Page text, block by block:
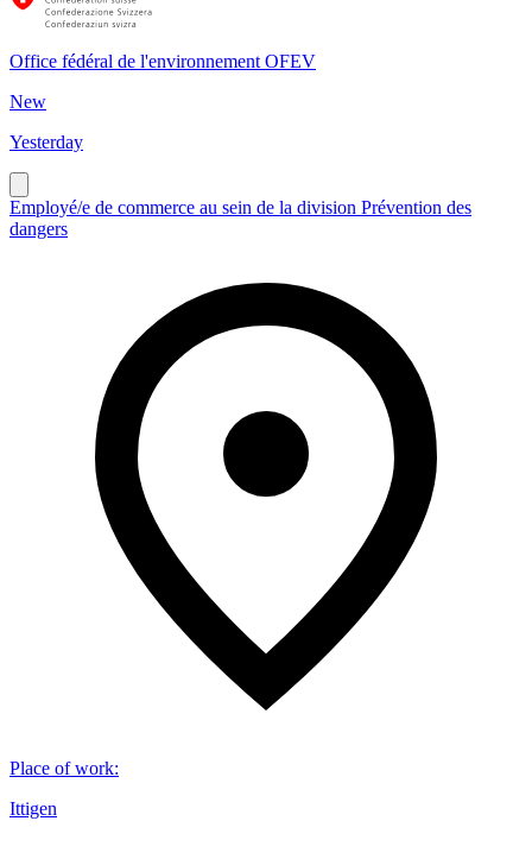
Office fédéral de l'environnement OFEV
New
Yesterday
Employé/e de commerce au sein de la division Prévention des
dangers
Place of work:
Ittigen